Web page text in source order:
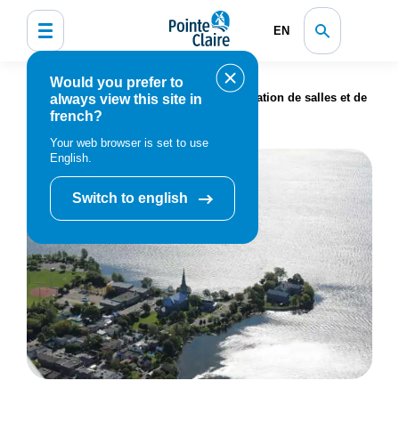
EN
Would you prefer to
always view this site in
french?
Your web browser is set to use
English.
Switch to english
Accueil Vie communautaire
Location de salles et de
chalets